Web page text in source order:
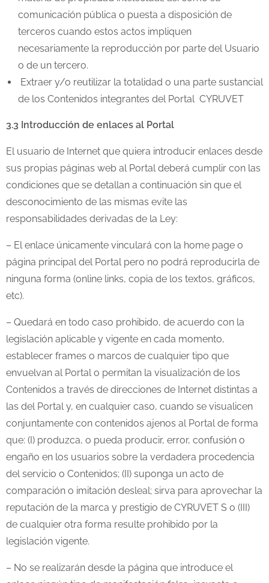
comunicación pública o puesta a disposición de
terceros cuando estos actos impliquen
necesariamente la reproducción por parte del Usuario
o de un tercero.
Extraer y/o reutilizar la totalidad o una parte sustancial
de los Contenidos integrantes del Portal CYRUVET
3.3 Introducción de enlaces al Portal
El usuario de Internet que quiera introducir enlaces desde
sus propias páginas web al Portal deberá cumplir con las
condiciones que se detallan a continuación sin que el
desconocimiento de las mismas evite las
responsabilidades derivadas de la Ley:
– El enlace únicamente vinculará con la home page o
página principal del Portal pero no podrá reproducirla de
ninguna forma (online links, copia de los textos, gráficos,
etc).
– Quedará en todo caso prohibido, de acuerdo con la
legislación aplicable y vigente en cada momento,
establecer frames o marcos de cualquier tipo que
envuelvan al Portal o permitan la visualización de los
Contenidos a través de direcciones de Internet distintas a
las del Portal y, en cualquier caso, cuando se visualicen
conjuntamente con contenidos ajenos al Portal de forma
que: (I) produzca, o pueda producir, error, confusión o
engaño en los usuarios sobre la verdadera procedencia
del servicio o Contenidos; (II) suponga un acto de
comparación o imitación desleal; sirva para aprovechar la
reputación de la marca y prestigio de CYRUVET S o (III)
de cualquier otra forma resulte prohibido por la
legislación vigente.
– No se realizarán desde la página que introduce el